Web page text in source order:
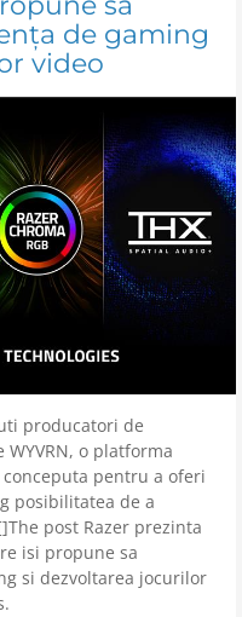
de gaming
video
producatori de
o platforma
pentru a oferi
posibilitatea de a
post Razer prezinta
isi propune sa
si dezvoltarea jocurilor